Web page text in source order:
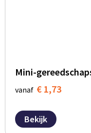
Mini-
vanaf € 1,73
Bekijk